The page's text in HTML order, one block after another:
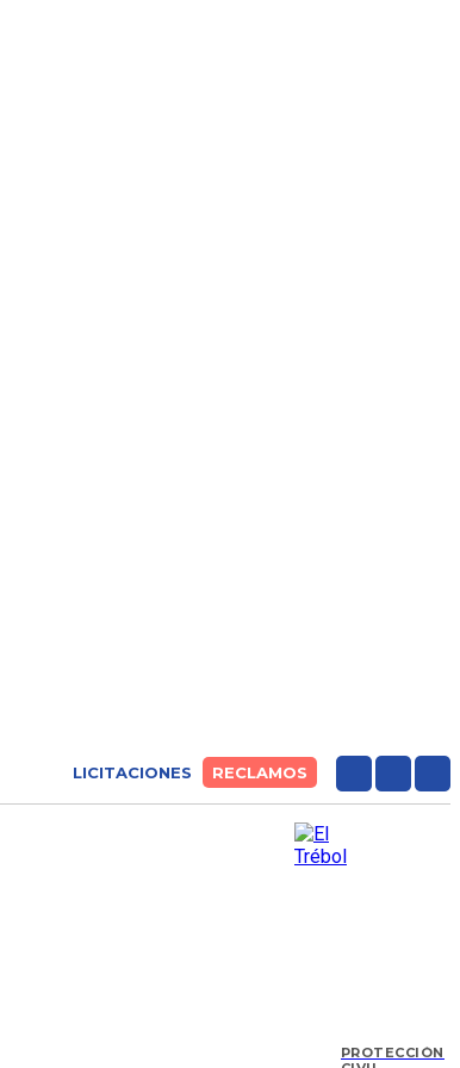
LICITACIONES RECLAMOS
PROTECCIÓN